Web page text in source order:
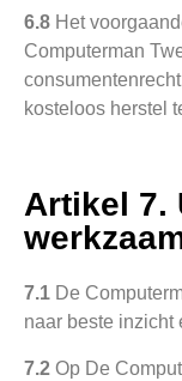
6.8 Het
Computerman
kosteloos herstel
Artikel 7.
7.1 De
naar beste inzicht
7.2 Op De